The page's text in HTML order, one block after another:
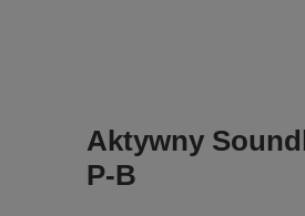
Aktywny
P-B